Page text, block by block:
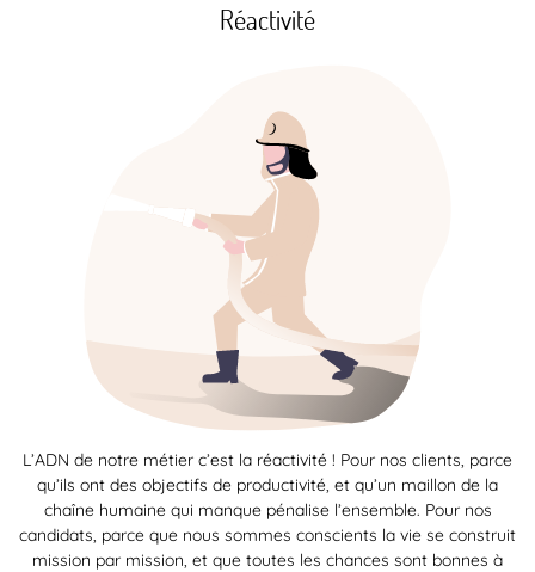
Réactivité
L’ADN de notre métier c’est la réactivité ! Pour nos clients, parce
qu’ils ont des objectifs de productivité, et qu’un maillon de la
chaîne humaine qui manque pénalise l’ensemble. Pour nos
candidats, parce que nous sommes conscients la vie se construit
mission par mission, et que toutes les chances sont bonnes à